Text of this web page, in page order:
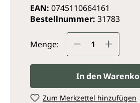
EAN: 0745110664161
Bestellnummer: 31783
Menge: Produkt
In den
Zum Merkzettel hinzufügen